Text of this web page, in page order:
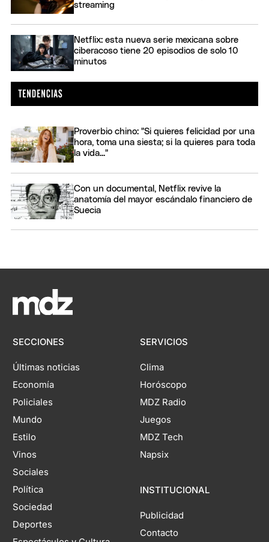
streaming
Netflix: esta nueva serie mexicana sobre
ciberacoso tiene 20 episodios de solo 10
minutos
Proverbio chino: "Si quieres felicidad por una
hora, toma una siesta; si la quieres para toda
la vida..."
Con un documental, Netflix revive la
anatomía del mayor escándalo financiero de
Suecia
SECCIONES
Últimas noticias
Economía
Policiales
Mundo
Estilo
Vinos
Sociales
Política
Sociedad
Deportes
SERVICIOS
Clima
Horóscopo
MDZ Radio
Juegos
MDZ Tech
Napsix
INSTITUCIONAL
Publicidad
Contacto